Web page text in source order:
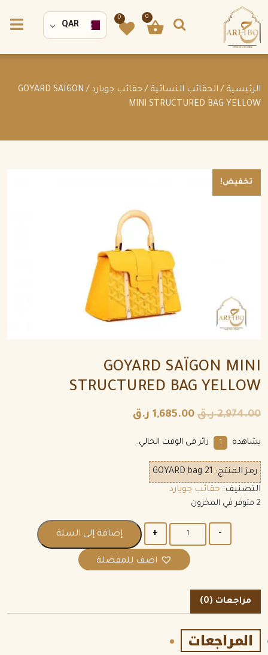
0
0
QAR
الرئيسية / الحقائب النسائية / حقائب جويارد
/ GOYARD SAÏGON
MINI STRUCTURED BAG YELLOW
تخفيض!
GOYARD SAÏGON MINI
STRUCTURED BAG YELLOW
2,974.00 ر.ق 1,685.00 ر.ق
يشاهده 1 زائر فى الوقت الحالي.
رمز المنتج: GOYARD bag 21
التصنيف: حقائب جويارد
2 متوفر في المخزون
إضافة إلى السلة
اضف للمفضلة
مراجعات (0)
المراجعات